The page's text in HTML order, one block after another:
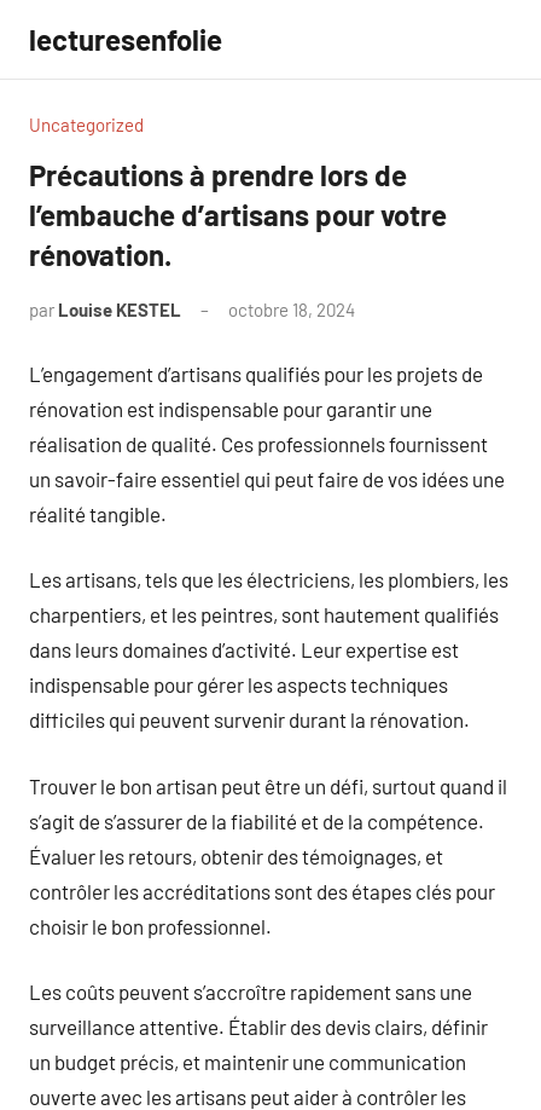
contenu
lecturesenfolie
Uncategorized
Précautions à prendre lors de
l’embauche d’artisans pour votre
rénovation.
par Louise KESTEL octobre 18, 2024
L’engagement d’artisans qualifiés pour les projets de
rénovation est indispensable pour garantir une
réalisation de qualité. Ces professionnels fournissent
un savoir-faire essentiel qui peut faire de vos idées une
réalité tangible.
Les artisans, tels que les électriciens, les plombiers, les
charpentiers, et les peintres, sont hautement qualifiés
dans leurs domaines d’activité. Leur expertise est
indispensable pour gérer les aspects techniques
difficiles qui peuvent survenir durant la rénovation.
Trouver le bon artisan peut être un défi, surtout quand il
s’agit de s’assurer de la fiabilité et de la compétence.
Évaluer les retours, obtenir des témoignages, et
contrôler les accréditations sont des étapes clés pour
choisir le bon professionnel.
Les coûts peuvent s’accroître rapidement sans une
surveillance attentive. Établir des devis clairs, définir
un budget précis, et maintenir une communication
ouverte avec les artisans peut aider à contrôler les